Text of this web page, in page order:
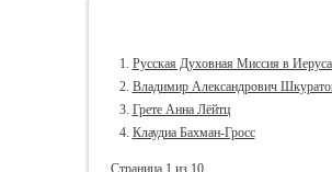
Русская Духовная Миссия в
Владимир Александрович
Грете Анна Лёйтц
Клаудиа Бахман-Гросс
Страница 1 из 10